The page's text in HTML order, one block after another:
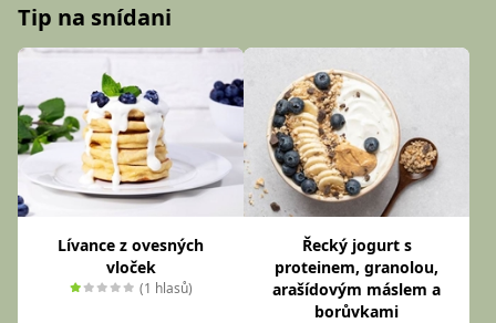
Tip na snídani
Lívance z ovesných
vloček
(1 hlasů)
Řecký jogurt s
proteinem, granolou,
arašídovým máslem a
borůvkami